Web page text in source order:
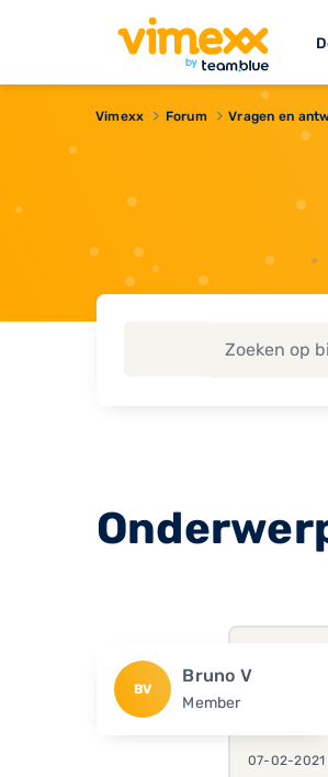
Vimexx Forum Vragen en
BV
Bruno V
Member
07-02-2021